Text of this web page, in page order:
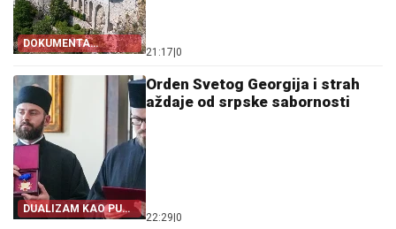
DOKUMENTA
OTKRIVAJU
21:17 0
DUALIZAM KAO PUT
IZ SRPSTVA
Orden Svetog Georgija i strah
aždaje od srpske sabornosti
22:29 0